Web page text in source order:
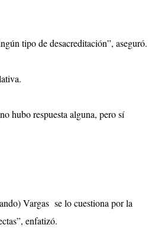
tipo de desacreditación”, aseguró.
hubo respuesta alguna, pero sí
Vargas se lo cuestiona por la
enfatizó.